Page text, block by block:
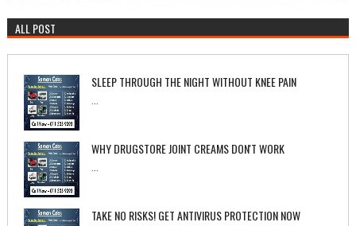
ALL POST
SLEEP THROUGH THE NIGHT WITHOUT KNEE PAIN
WHY DRUGSTORE JOINT CREAMS DON'T WORK
TAKE NO RISKS! GET ANTIVIRUS PROTECTION NOW